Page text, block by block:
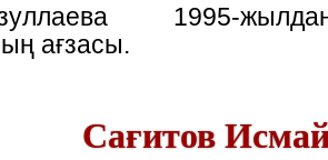
ағзасы.
Сағитов